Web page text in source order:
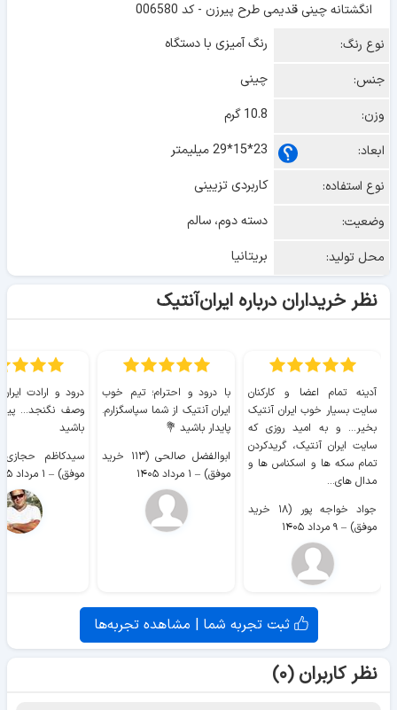
انگشتانه چینی قدیمی طرح پیرزن - کد 006580
نوع رنگ:
رنگ آمیزی با دستگاه
جنس:
چینی
وزن:
10.8 گرم
ابعاد:
23*15*29 میلیمتر
نوع استفاده:
کاربردی تزیینی
وضعیت:
دسته دوم، سالم
محل تولید:
بریتانیا
نظر خریداران درباره ایران‌آنتیک
آدینه تمام اعضا و کارکنان
سایت بسیار خوب ايران آنتیک
بخیر... و به امید روزی که
سایت ايران آنتیک، گریدکردن
تمام سکه ها و اسکناس ها و
مدال های...
جواد خواجه پور (۱۸ خرید
موفق) – ۹ مرداد ۱۴۰۵
با درود و احترام؛ تیم خوب
ایران آنتیک از شما سپاسگزارم.
پایدار باشید 💐
ابوالفضل صالحی (۱۱۳ خرید
موفق) – ۱ مرداد ۱۴۰۵
درود و ارادت
وصف نگنجد...
باشید
موفق) – ۱ مرداد ۱۴۰۵
ثبت تجربه شما | مشاهده تجربه‌ها
نظر کاربران (۰)